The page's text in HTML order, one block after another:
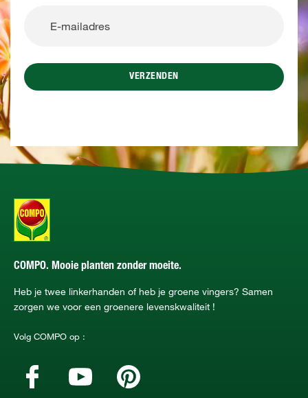
VERZENDEN
COMPO. Mooie planten zonder moeite.
Heb je twee linkerhanden of heb je groene vingers? Samen
zorgen we voor een groenere levenskwaliteit !
Volg COMPO op :